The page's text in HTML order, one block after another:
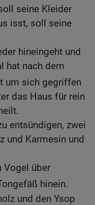
seine Kleider
isst, soll seine
hineingeht und
hat nach dem
um sich gegriffen
das Haus für rein
entsündigen, zwei
und Karmesin und
Vogel über
hinein.
und den Ysop